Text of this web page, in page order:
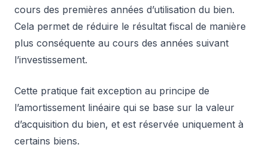
cours des premières années d’utilisation du bien.
Cela permet de réduire le résultat fiscal de manière
plus conséquente au cours des années suivant
l’investissement.
Cette pratique fait exception au principe de
l’amortissement linéaire qui se base sur la valeur
d’acquisition du bien, et est réservée uniquement à
certains biens.